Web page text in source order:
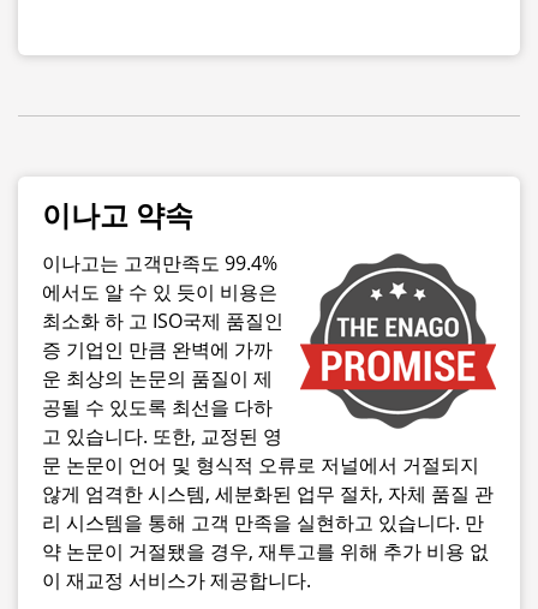
이나고 약속
이나고는 고객만족도 99.4%
에서도 알 수 있 듯이 비용은
최소화 하 고 ISO국제 품질인
증 기업인 만큼 완벽에 가까
운 최상의 논문의 품질이 제
공될 수 있도록 최선을 다하
고 있습니다. 또한, 교정된 영
문 논문이 언어 및 형식적 오류로 저널에서 거절되지
않게 엄격한 시스템, 세분화된 업무 절차, 자체 품질 관
리 시스템을 통해 고객 만족을 실현하고 있습니다. 만
약 논문이 거절됐을 경우, 재투고를 위해 추가 비용 없
이 재교정 서비스가 제공합니다.